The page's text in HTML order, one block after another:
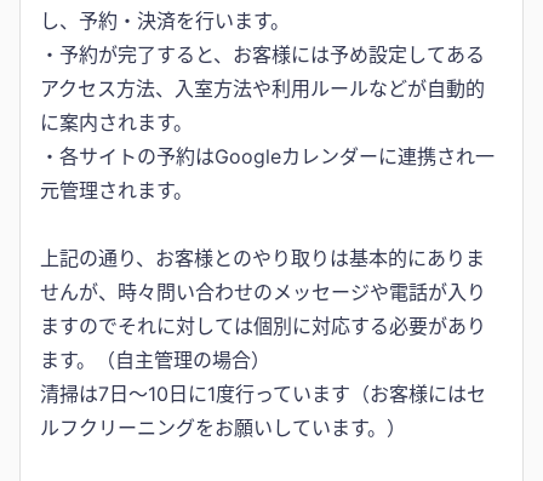
し、予約・決済を行います。
・予約が完了すると、お客様には予め設定してある
アクセス方法、入室方法や利用ルールなどが自動的
に案内されます。
・各サイトの予約はGoogleカレンダーに連携され一
元管理されます。
上記の通り、お客様とのやり取りは基本的にありま
せんが、時々問い合わせのメッセージや電話が入り
ますのでそれに対しては個別に対応する必要があり
ます。（自主管理の場合）
清掃は7日～10日に1度行っています（お客様にはセ
ルフクリーニングをお願いしています。）